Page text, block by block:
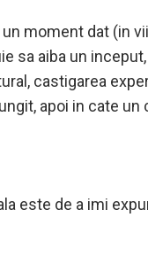
un moment dat
sa aiba un
castigarea
apoi in cate un
este de a imi